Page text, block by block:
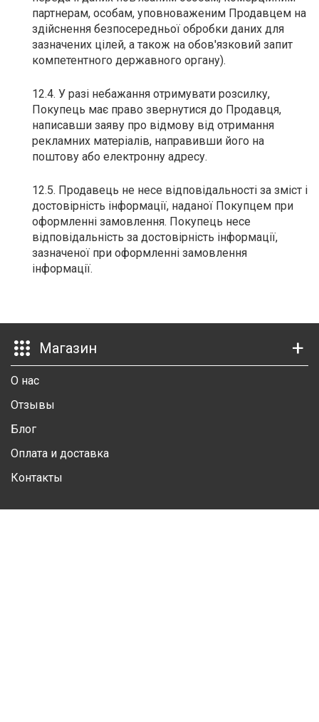
партнерам, особам, уповноваженим Продавцем на
здійснення безпосередньої обробки даних для
зазначених цілей, а також на обов'язковий запит
компетентного державного органу).
12.4. У разі небажання отримувати розсилку,
Покупець має право звернутися до Продавця,
написавши заяву про відмову від отримання
рекламних матеріалів, направивши його на
поштову або електронну адресу.
12.5. Продавець не несе відповідальності за зміст і
достовірність інформації, наданої Покупцем при
оформленні замовлення. Покупець несе
відповідальність за достовірність інформації,
зазначеної при оформленні замовлення
інформації.
Магазин
О нас
Отзывы
Блог
Оплата и доставка
Контакты